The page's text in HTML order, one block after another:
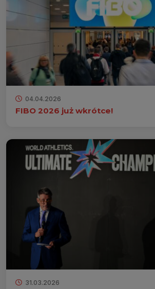
04.04.2026
FIBO 2026 już wkrótce!
31.03.2026